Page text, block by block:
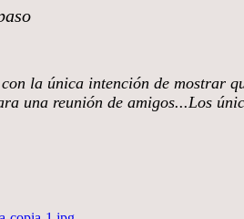
la única intención de mostrar
una reunión de amigos...Los